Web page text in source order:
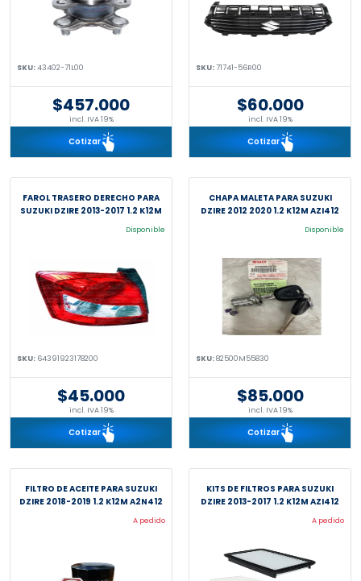
SKU:43402-71L00
$457.000
incl. IVA 19%
Cotizar
SKU:71741-56R00
$60.000
incl. IVA 19%
Cotizar
FAROL TRASERO DERECHO PARA
SUZUKI DZIRE 2013-2017 1.2 K12M
Disponible
SKU: 64391923178200
$45.000
incl. IVA 19%
Cotizar
CHAPA MALETA PARA SUZUKI
DZIRE 2012 2020 1.2 K12M AZI412
Disponible
SKU:82500M55830
$85.000
incl. IVA 19%
Cotizar
FILTRO DE ACEITE PARA SUZUKI
DZIRE 2018-2019 1.2 K12M A2N412
A pedido
KITS DE FILTROS PARA SUZUKI
DZIRE 2013-2017 1.2 K12M AZI412
A pedido